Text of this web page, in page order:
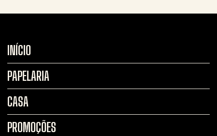
INÍCIO
PAPELARIA
CASA
PROMOÇÕES